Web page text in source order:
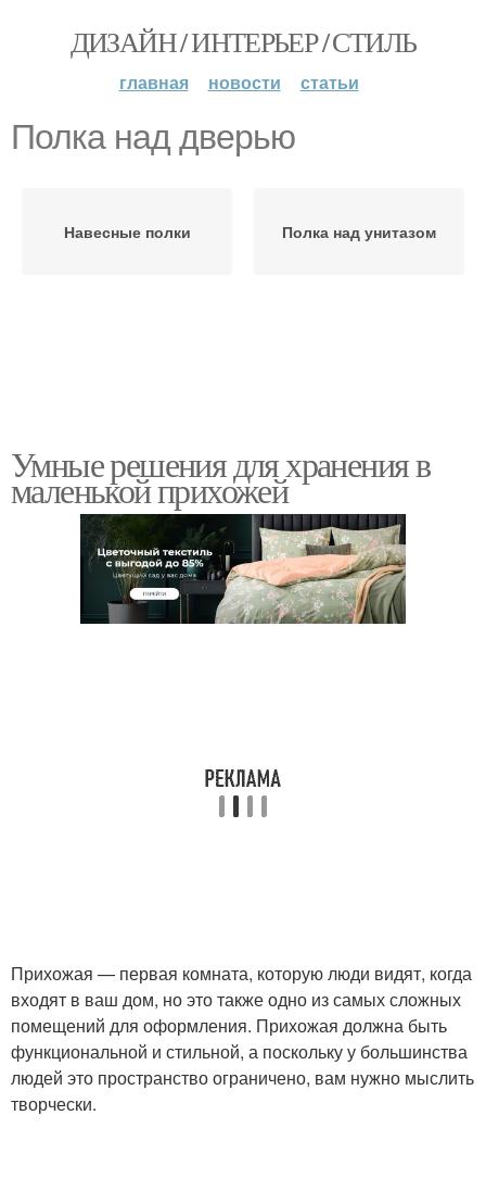
ДИЗАЙН / ИНТЕРЬЕР / СТИЛЬ
главная новости статьи
Полка над дверью
Навесные полки Полка над унитазом
Умные решения для хранения в
маленькой прихожей
Прихожая — первая комната, которую люди видят, когда
входят в ваш дом, но это также одно из самых сложных
помещений для оформления. Прихожая должна быть
функциональной и стильной, а поскольку у большинства
людей это пространство ограничено, вам нужно мыслить
творчески.